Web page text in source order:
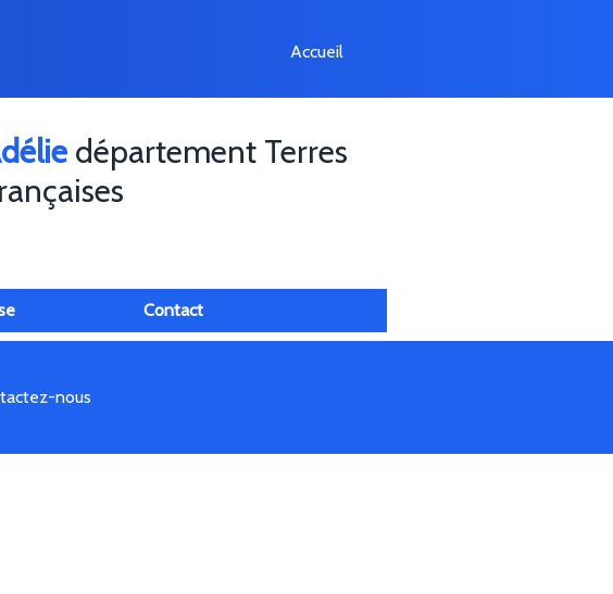
Accueil
département Terres
Contact
nous